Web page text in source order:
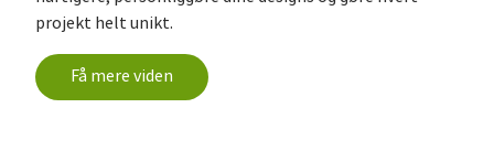
projekt helt unikt.
Få mere viden